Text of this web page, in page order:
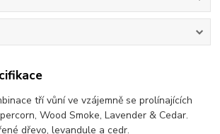
tří vůní ve vzájemně se prolínajících
Wood Smoke, Lavender & Cedar.
dřevo, levandule a cedr.